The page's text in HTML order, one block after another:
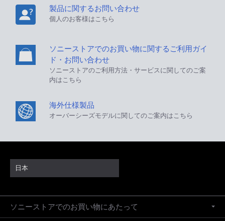
製品に関するお問い合わせ
個人のお客様はこちら
ソニーストアでのお買い物に関するご利用ガイ
ド・お問い合わせ
ソニーストアのご利用方法・サービスに関してのご案
内はこちら
海外仕様製品
オーバーシーズモデルに関してのご案内はこちら
日本
ソニーストアでのお買い物にあたって